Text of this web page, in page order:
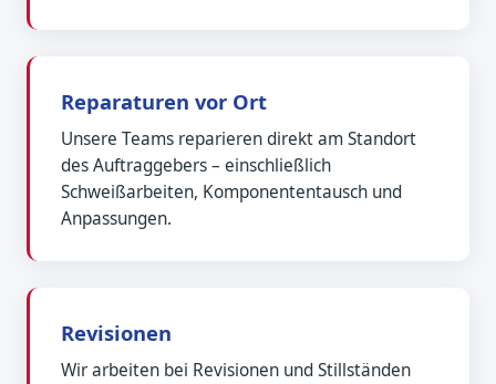
Reparaturen vor Ort
Unsere Teams reparieren direkt am Standort
des Auftraggebers – einschließlich
Schweißarbeiten, Komponententausch und
Anpassungen.
Revisionen
Wir arbeiten bei Revisionen und Stillständen